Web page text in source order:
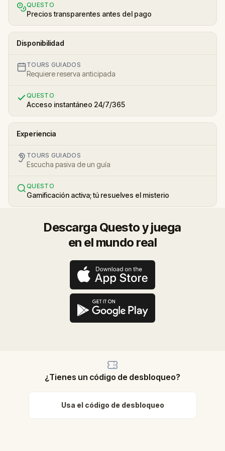
QUESTO
Precios transparentes antes del pago
Disponibilidad
TOURS GUIADOS
Requiere reserva anticipada
QUESTO
Acceso instantáneo 24/7/365
Experiencia
TOURS GUIADOS
Escucha pasiva de un guía
QUESTO
Gamificación activa; tú resuelves el misterio
Descarga Questo y juega
en el mundo real
¿Tienes un código de desbloqueo?
Usa el código de desbloqueo